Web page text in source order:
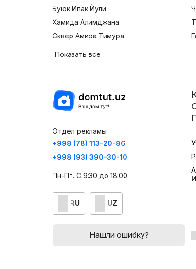
Буюк Ипак Йули
Хамида Алимджана
Сквер Амира Тимура
Показать все
Отдел рекламы
+998 (78) 113-20-86
+998 (93) 390-30-10
Пн-Пт. С 9:30 до 18:00
RU UZ
Нашли ошибку?